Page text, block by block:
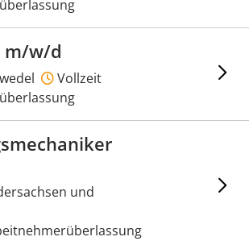
m/w/d
Vollzeit
und